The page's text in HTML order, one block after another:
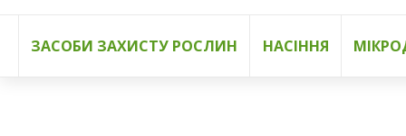
ЗАСОБИ ЗАХИСТУ РОСЛИН НАСІННЯ